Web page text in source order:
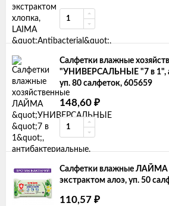
Салфетки влажные
"УНИВЕРСАЛЬНЫЕ "7 в 1",
уп. 80 салфеток, 605659
148,60 ₽
Салфетки влажные ЛАЙМА
экстрактом алоэ, уп. 50
110,57 ₽